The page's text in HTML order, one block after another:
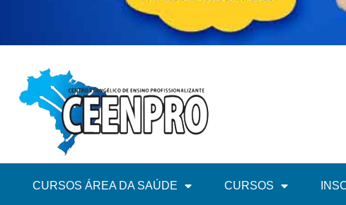
CURSOS ÁREA DA SAÚDE CURSOS